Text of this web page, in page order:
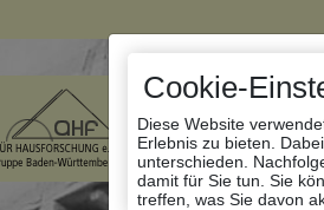
Cookie-
Diese Website
Erlebnis zu bieten.
unterschieden.
damit für Sie tun. Sie
treffen, was Sie davon